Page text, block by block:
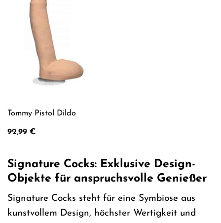
Tommy Pistol Dildo
92,99 €
Signature Cocks: Exklusive Design-
Objekte für anspruchsvolle Genießer
Signature Cocks steht für eine Symbiose aus
kunstvollem Design, höchster Wertigkeit und